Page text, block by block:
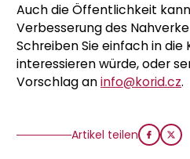
Auch die Öffentlichkeit
Verbesserung des
Schreiben Sie einfach in die
interessieren würde, oder
Vorschlag aninfo@korid.cz.
Artikel teilen